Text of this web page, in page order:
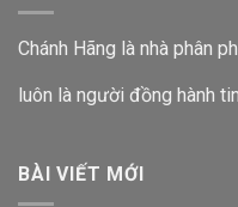
Chánh Hãng là nhà phân
luôn là người đồng hành
BÀI VIẾT MỚI